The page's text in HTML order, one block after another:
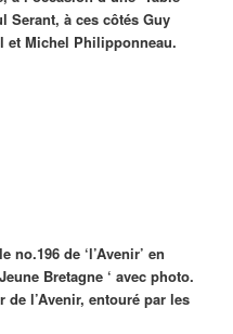
Serant, à ces côtés Guy
et Michel Philipponneau.
no.196 de ‘l’Avenir’ en
Bretagne ‘ avec photo.
de l’Avenir, entouré par les